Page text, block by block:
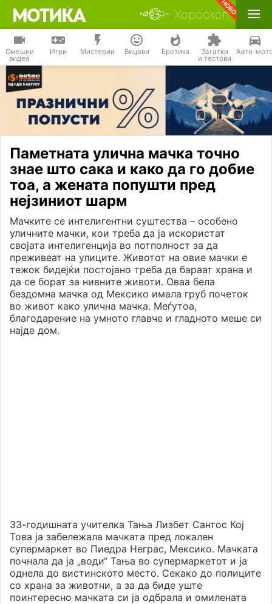
Хороскоп
Смешни
видеа
Игри Мистерии Вицови Еротика Загатки
и тестови
Авто-
Паметната улична мачка точно
знае што сака и како да го добие
тоа, а жената попушти пред
нејзиниот шарм
Мачките се интелигентни суштества – особено
уличните мачки, кои треба да ја искористат
својата интелигенција во потполност за да
преживеат на улиците. Животот на овие мачки е
тежок бидејќи постојано треба да бараат храна и
да се борат за нивните животи. Оваа бела
бездомна мачка од Мексико имала груб почеток
во живот како улична мачка. Меѓутоа,
благодарение на умното главче и гладното меше си
најде дом.
33-годишната учителка Тања Лизбет Сантос Кој
Това ја забележала мачката пред локален
супермаркет во Пиедра Неграс, Мексико. Мачката
почнала да ја „води“ Тања во супермаркетот и ја
однела до вистинското место. Секако до полиците
со храна за животни, а за да биде уште
поинтересно мачката си ја одбрала и омилената